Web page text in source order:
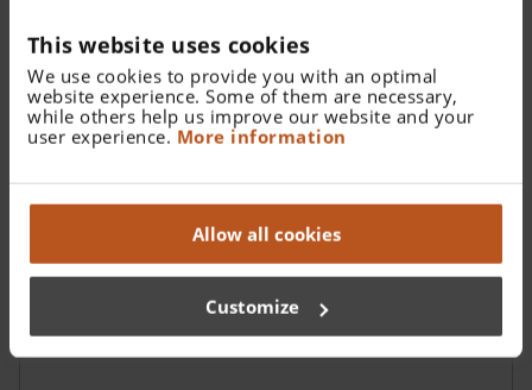
This website uses cookies
We use cookies to provide you with an optimal
website experience. Some of them are necessary,
while others help us improve our website and your
user experience. More information
Allow all cookies
Customize
Cinghietta reggimontatura S-FRAME
C-000.32.305